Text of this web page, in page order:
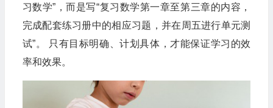
习数学”，而是写“复习数学第一章至第三章的内容，
完成配套练习册中的相应习题，并在周五进行单元测
试”。 只有目标明确、计划具体，才能保证学习的效
率和效果。